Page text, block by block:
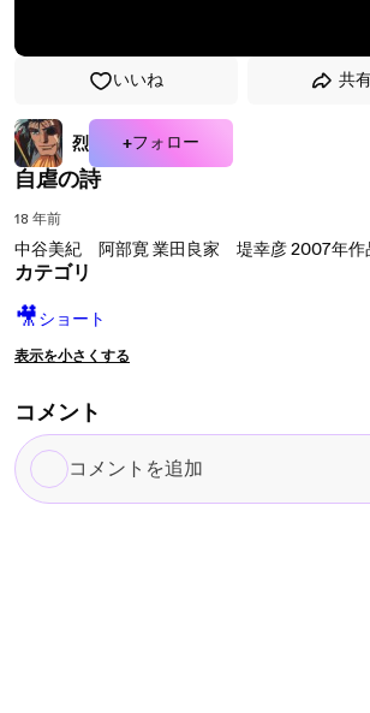
いいね 共
烈 +フォロー
自虐の詩
18 年前
中谷美紀 阿部寛 業田良家 堤幸彦 2007年作
カテゴリ
🎥ショート
表示を小さくする
コメント
コ
メ